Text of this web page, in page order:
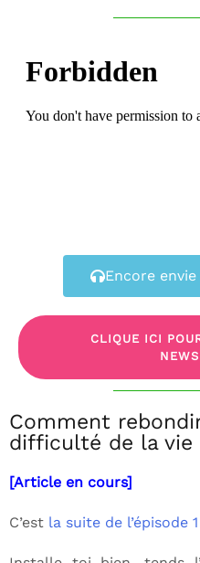
Encore
CLIQUE ICI
Comment
difficulté de la vie
[Article en cours]
C’est la suite de l’épisode 1